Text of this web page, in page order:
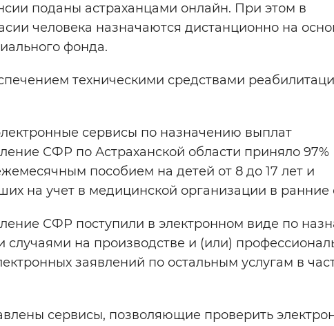
поданы астраханцами онлайн. При этом в
человека назначаются дистанционно на
фонда.
техническими средствами
сервисы по назначению выплат
СФР по Астраханской области приняло 97%
пособием на детей от 8 до 17 лет и
на учет в медицинской организации в ранние
СФР поступили в электронном виде по
случаями на производстве и (или)
заявлений по остальным услугам в
сервисы, позволяющие проверить